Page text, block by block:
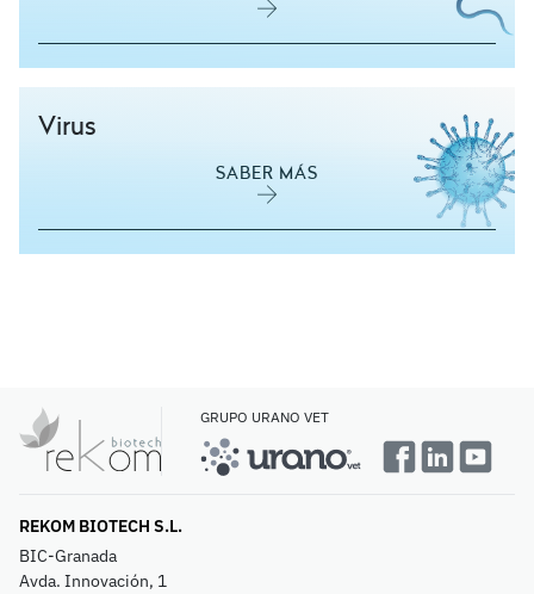
Virus
SABER MÁS
GRUPO URANO VET
REKOM BIOTECH S.L.
BIC-Granada
Avda. Innovación, 1